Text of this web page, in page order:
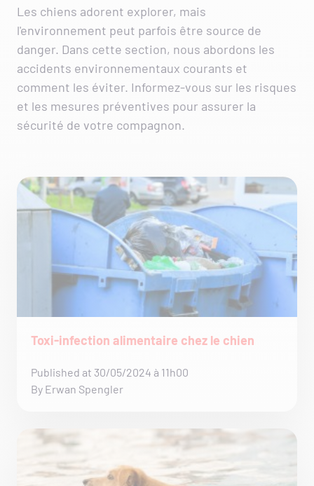
Les chiens adorent explorer, mais
l'environnement peut parfois être source de
danger. Dans cette section, nous abordons les
accidents environnementaux courants et
comment les éviter. Informez-vous sur les risques
et les mesures préventives pour assurer la
sécurité de votre compagnon.
Toxi-infection alimentaire chez le chien
Published at 30/05/2024 à 11h00
By Erwan Spengler